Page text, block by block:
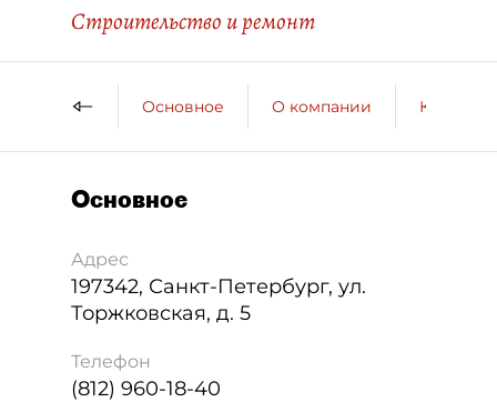
Строительство и ремонт
Основное О компании
Основное
Адрес
197342, Санкт-Петербург, ул.
Торжковская, д. 5
Телефон
(812) 960-18-40